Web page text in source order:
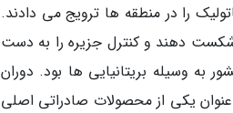
را در منطقه ها ترویج می دادند.
توانستند پرتغالی ها را شکست دهند و کنترل جزیره را به دست
به وسیله بریتانیایی ها بود. دوران
یکی از محصولات صادراتی اصلی